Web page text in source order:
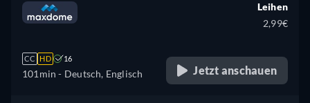
CC HD 16
101min - Deutsch, Englisch
Leihen
2,99€
Jetzt anschauen